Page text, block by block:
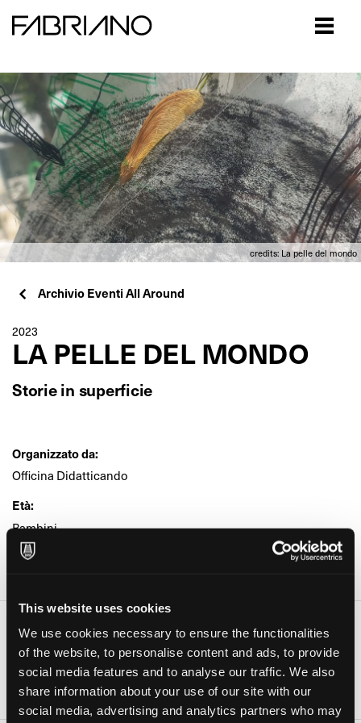
This website uses cookies
We use cookies necessary to ensure the functionalities
of the website, to personalise content and ads, to provide
social media features and to analyse our traffic. We also
share information about your use of our site with our
social media, advertising and analytics partners who may
credits: La pelle del mondo
Archivio Eventi All Around
2023
LA PELLE DEL MONDO
Storie in superficie
Organizzato da:
Officina Didatticando
Età:
Bambini
Dove:
Date e orari
Giorno Orario
23 Set 2023 10:30-11:30